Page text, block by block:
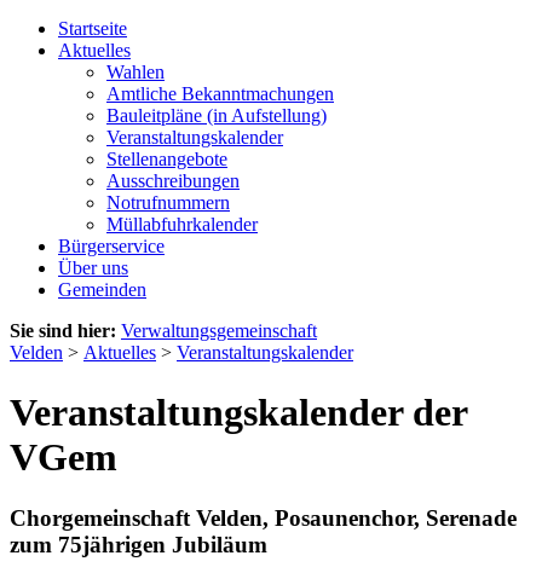
Startseite
Aktuelles
Wahlen
Amtliche Bekanntmachungen
Bauleitpläne (in Aufstellung)
Veranstaltungskalender
Stellenangebote
Ausschreibungen
Notrufnummern
Müllabfuhrkalender
Bürgerservice
Über uns
Gemeinden
Sie sind hier: Verwaltungsgemeinschaft
Velden > Aktuelles > Veranstaltungskalender
Veranstaltungskalender der
VGem
Chorgemeinschaft Velden, Posaunenchor, Serenade
zum 75jährigen Jubiläum